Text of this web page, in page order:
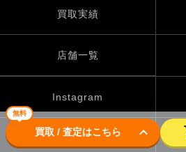
無料
買取 / 査定はこちら keyboard_arrow_down
買取実績
店舗一覧
Instagram
TikTok